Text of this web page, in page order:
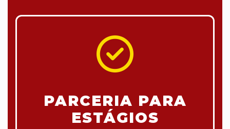
PARCERIA PARA
ESTÁGIOS